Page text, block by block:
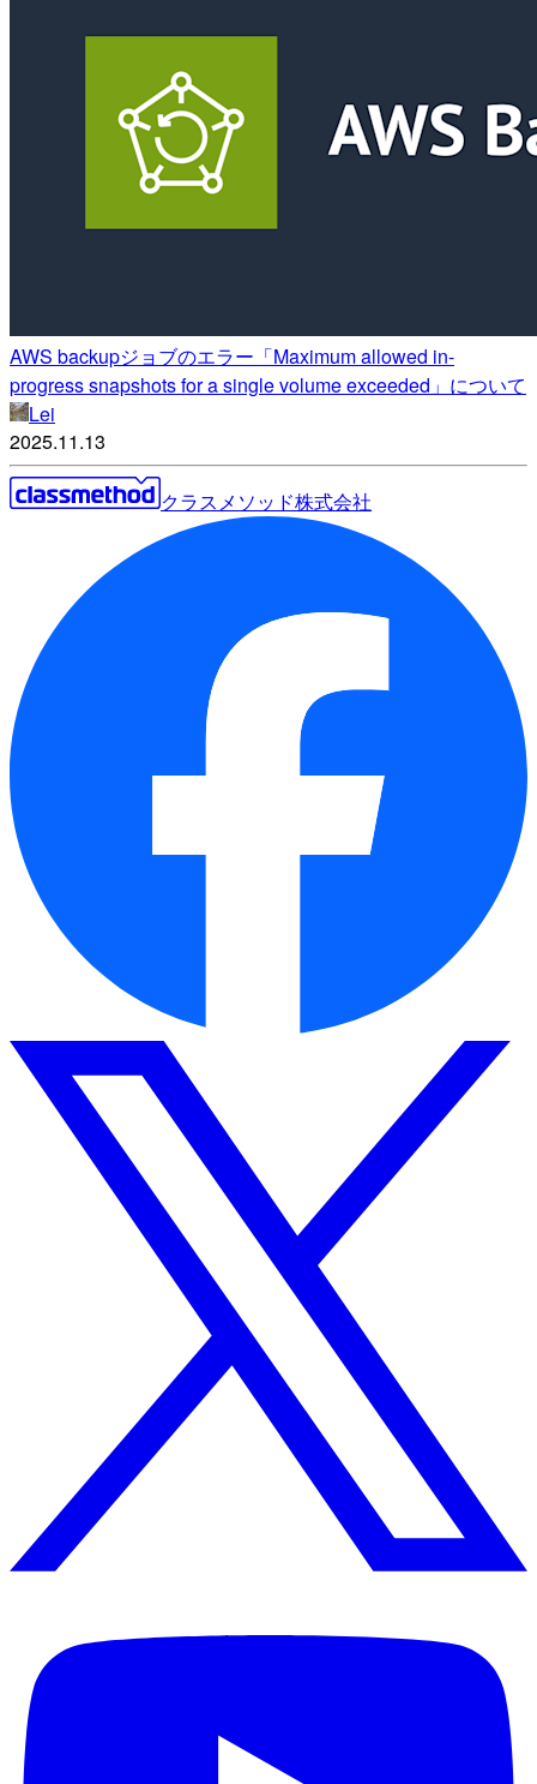
AWS backupジョブのエラー「Maximum allowed in-
progress snapshots for a single volume exceeded」について
Lei
2025.11.13
クラスメソッド株式会社